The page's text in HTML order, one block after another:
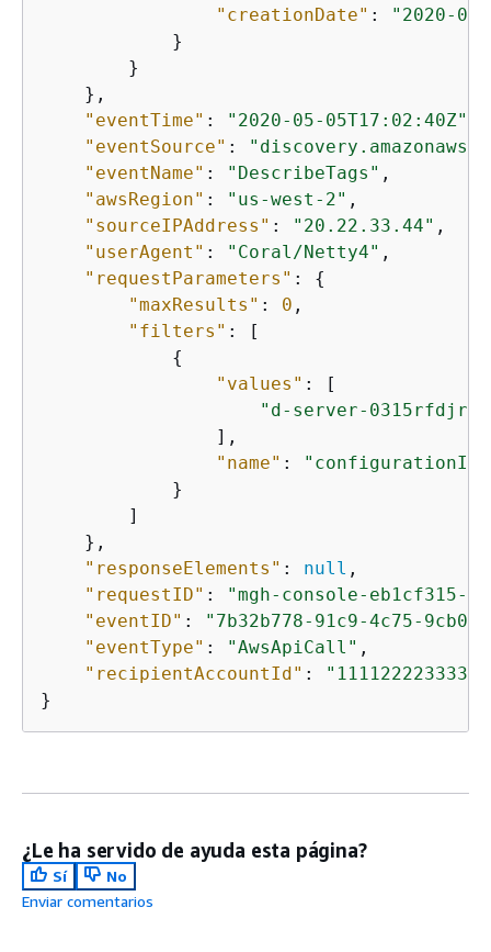
"creationDate" :
"2020-
            }
        }
    },
"eventTime" : "2020-05-05T17:02:40Z"
"eventSource" :
"eventName" : "DescribeTags" ,
"awsRegion" : "us-west-2" ,
"sourceIPAddress" : "20.22.33.44" ,
"userAgent" : "Coral/Netty4" ,
"requestParameters" : {
"maxResults" : 0 ,
"filters" : [
{
"values" : [
"d-server-
                ],
"name" :
"configurationId"
            }
        ]
    },
"responseElements" : null ,
"requestID" :
"mgh-console-eb1cf315-
"eventID" :
"7b32b778-91c9-4c75-9cb0-
"eventType" : "AwsApiCall" ,
"recipientAccountId" :
"111122223333"
}
¿Le ha servido de ayuda esta página?
Sí
No
Enviar comentarios